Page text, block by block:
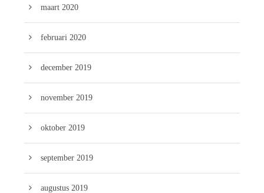
maart 2020
februari 2020
december 2019
november 2019
oktober 2019
september 2019
augustus 2019